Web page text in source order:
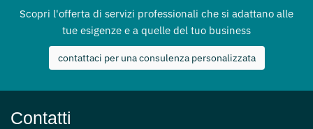
Scopri l'offerta di servizi professionali che si adattano alle
tue esigenze e a quelle del tuo business
contattaci per una consulenza personalizzata
Contatti